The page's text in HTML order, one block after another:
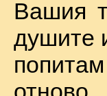
Вашия
душите